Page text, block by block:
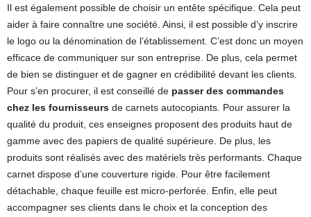
Il est également possible de choisir un entête spécifique. Cela peut
aider à faire connaître une société. Ainsi, il est possible d’y inscrire
le logo ou la dénomination de l’établissement. C’est donc un moyen
efficace de communiquer sur son entreprise. De plus, cela permet
de bien se distinguer et de gagner en crédibilité devant les clients.
Pour s’en procurer, il est conseillé de passer des commandes
chez les fournisseurs de carnets autocopiants. Pour assurer la
qualité du produit, ces enseignes proposent des produits haut de
gamme avec des papiers de qualité supérieure. De plus, les
produits sont réalisés avec des matériels très performants. Chaque
carnet dispose d’une couverture rigide. Pour être facilement
détachable, chaque feuille est micro-perforée. Enfin, elle peut
accompagner ses clients dans le choix et la conception des